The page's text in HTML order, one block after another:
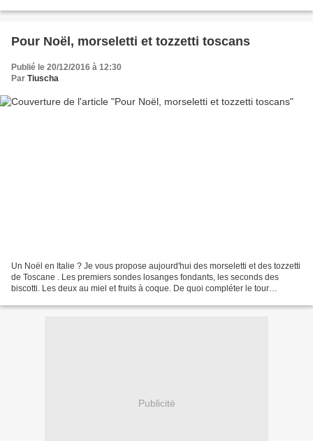
Pour Noël, morseletti et tozzetti toscans
Publié le 20/12/2016 à 12:30
Par Tiuscha
Un Noël en Italie ? Je vous propose aujourd'hui des morseletti et des tozzetti
de Toscane . Les premiers sondes losanges fondants, les seconds des
biscotti. Les deux au miel et fruits à coque. De quoi compléter le tour
Publicité